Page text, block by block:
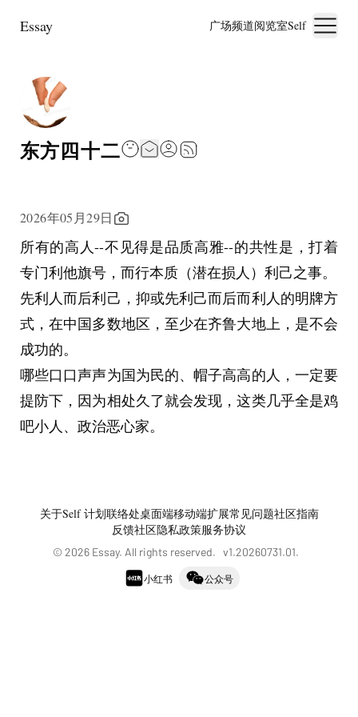
Essay 广场频道阅览室Self
东方四十二
2026年05月29日
所有的高人--不见得是品质高雅--的共性是，打着
专门利他旗号，而行本质（潜在损人）利己之事。
先利人而后利己，抑或先利己而后而利人的明牌方
式，在中国多数地区，至少在齐鲁大地上，是不会
成功的。
哪些口口声声为国为民的、帽子高高的人，一定要
提防下，因为相处久了就会发现，这类几乎全是鸡
吧小人、政治恶心家。
关于Self 计划联络处桌面端移动端扩展常见问题社区指南
反馈社区隐私政策服务协议
© 2026 Essay. All rights reserved. v1.20260731.01.
小红书 公众号